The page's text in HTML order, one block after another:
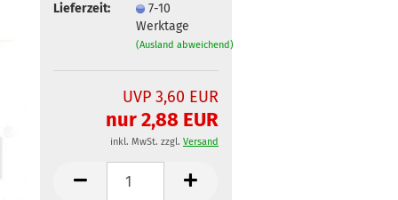
Lieferzeit:
7-10
Werktage
(Ausland abweichend)
UVP 3,60 EUR
nur 2,88 EUR
inkl. MwSt. zzgl. Versand